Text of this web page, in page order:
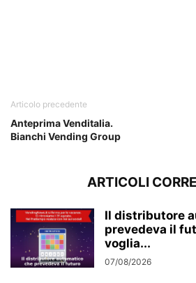
Articolo precedente
Anteprima Venditalia.
Bianchi Vending Group
ARTICOLI
Il distributore
prevedeva il
voglia...
07/08/2026